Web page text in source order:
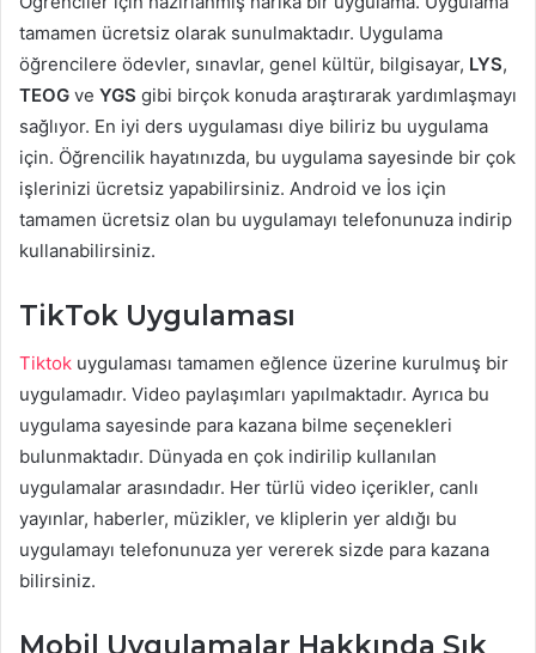
tamamen ücretsiz olarak sunulmaktadır. Uygulama
öğrencilere ödevler, sınavlar, genel kültür, bilgisayar, LYS,
TEOG ve YGS gibi birçok konuda araştırarak yardımlaşmayı
sağlıyor. En iyi ders uygulaması diye biliriz bu uygulama
için. Öğrencilik hayatınızda, bu uygulama sayesinde bir çok
işlerinizi ücretsiz yapabilirsiniz. Android ve İos için
tamamen ücretsiz olan bu uygulamayı telefonunuza indirip
kullanabilirsiniz.
TikTok Uygulaması
Tiktok uygulaması tamamen eğlence üzerine kurulmuş bir
uygulamadır. Video paylaşımları yapılmaktadır. Ayrıca bu
uygulama sayesinde para kazana bilme seçenekleri
bulunmaktadır. Dünyada en çok indirilip kullanılan
uygulamalar arasındadır. Her türlü video içerikler, canlı
yayınlar, haberler, müzikler, ve kliplerin yer aldığı bu
uygulamayı telefonunuza yer vererek sizde para kazana
bilirsiniz.
Mobil Uygulamalar Hakkında Sık